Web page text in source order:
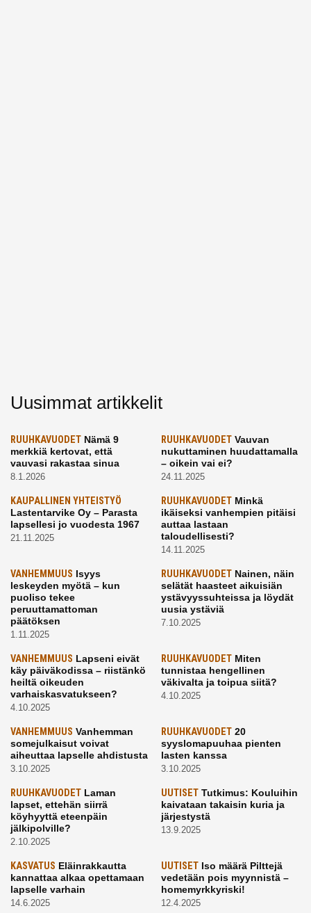
Uusimmat artikkelit
RUUHKAVUODET Nämä 9
merkkiä kertovat, että
vauvasi rakastaa sinua
8.1.2026
RUUHKAVUODETVauvan
nukuttaminen huudattamalla
– oikein vai ei?
24.11.2025
KAUPALLINEN YHTEISTYÖ
Lastentarvike Oy – Parasta
lapsellesi jo vuodesta 1967
21.11.2025
RUUHKAVUODETMinkä
ikäiseksi vanhempien pitäisi
auttaa lastaan
taloudellisesti?
14.11.2025
VANHEMMUUS Isyys
leskeyden myötä – kun
puoliso tekee
peruuttamattoman
päätöksen
1.11.2025
RUUHKAVUODETNainen, näin
selätät haasteet aikuisiän
ystävyyssuhteissa ja löydät
uusia ystäviä
7.10.2025
VANHEMMUUS Lapseni eivät
käy päiväkodissa – riistänkö
heiltä oikeuden
varhaiskasvatukseen?
4.10.2025
RUUHKAVUODETMiten
tunnistaa hengellinen
väkivalta ja toipua siitä?
4.10.2025
VANHEMMUUS Vanhemman
somejulkaisut voivat
aiheuttaa lapselle ahdistusta
3.10.2025
RUUHKAVUODET20
syyslomapuuhaa pienten
lasten kanssa
3.10.2025
RUUHKAVUODET Laman
lapset, ettehän siirrä
köyhyyttä eteenpäin
jälkipolville?
2.10.2025
UUTISETTutkimus: Kouluihin
kaivataan takaisin kuria ja
järjestystä
13.9.2025
KASVATUS Eläinrakkautta
kannattaa alkaa opettamaan
lapselle varhain
14.6.2025
UUTISETIso määrä Pilttejä
vedetään pois myynnistä –
homemyrkkyriski!
12.4.2025